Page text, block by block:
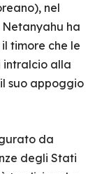
nel
Netanyahu ha
timore che le
intralcio alla
suo appoggio
da
degli Stati